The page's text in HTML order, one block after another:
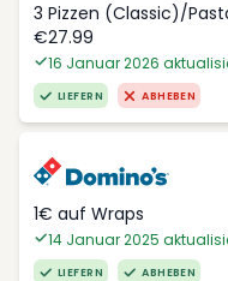
3 Pizzen (Classic)/
€27.99
16 Januar 2026
LIEFERN ABHEBEN
1€ auf Wraps
14 Januar 2025
LIEFERN ABHEBEN